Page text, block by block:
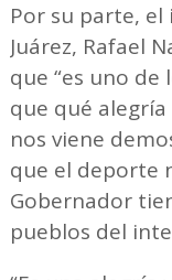
Por su parte,
Juárez, Rafael
que “es uno
que qué
nos viene
que el deporte
Gobernador
pueblos del